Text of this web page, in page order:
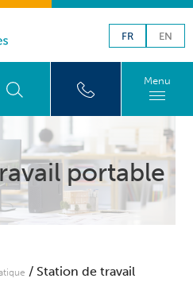
FR EN
Menu
portable
/ Station de travail